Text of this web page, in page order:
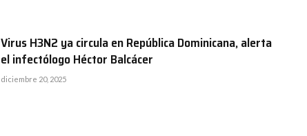
Virus H3N2 ya circula en República Dominicana, alerta
el infectólogo Héctor Balcácer
diciembre 20, 2025